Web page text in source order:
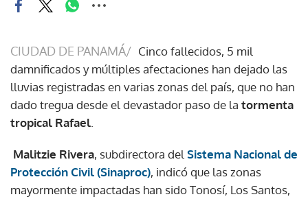
CIUDAD DE PANAMÁ/ Cinco fallecidos, 5 mil
damnificados y múltiples afectaciones han dejado las
lluvias registradas en varias zonas del país, que no han
dado tregua desde el devastador paso de la tormenta
tropical Rafael
Malitzie Rivera, subdirectora del Sistema Nacional de
Protección Civil (Sinaproc), indicó que las zonas
mayormente impactadas han sido Tonosí, Los Santos,